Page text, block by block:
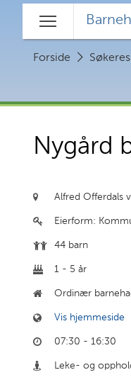
Hovedmeny
Forside
Nygård
Alfred Offerdals
Eierform:
44 barn
1 - 5 år
Ordinær
Vis hjemmeside
07:30 - 16:30
Leke- og